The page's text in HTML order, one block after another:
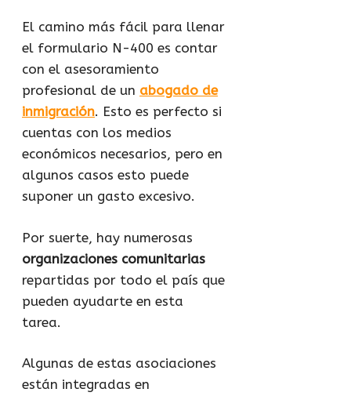
El camino más fácil para llenar
el formulario N-400 es contar
con el asesoramiento
profesional de un abogado de
inmigración. Esto es perfecto si
cuentas con los medios
económicos necesarios, pero en
algunos casos esto puede
suponer un gasto excesivo.
Por suerte, hay numerosas
organizaciones comunitarias
repartidas por todo el país que
pueden ayudarte en esta
tarea.
Algunas de estas asociaciones
están integradas en